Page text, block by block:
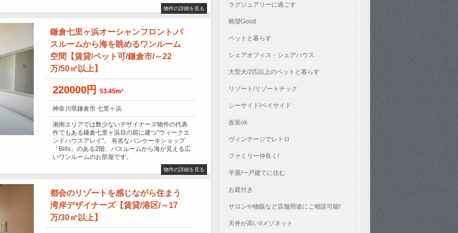
物件の詳細を見る
鎌倉七里ヶ浜オーシャンフロント,バ
スルームから海を眺めるワンルーム
空間【賃貸/ペット可/鎌倉市/～22
万/50㎡以上】
220000円 53.45m²
神奈川県鎌倉市 七里ヶ浜
湘南エリアでは数少ないデザイナーズ物件の代表
作でもある鎌倉七里ヶ浜目の前に建つ"ウィークエ
ンドハウスアレイ"。 有名なパンケーキショップ
「Bills」のある2階、バスルームから海が見える広
いワンルームのお部屋です。
物件の詳細を見る
都会のリゾートを感じながら住まう
湾岸デザイナーズ【賃貸/港区/～17
万/30㎡以上】
ラグジュアリーに過ごす
眺望Good
ペットと暮らす
シェアオフィス・シェアハウス
大型犬/2匹以上のペットと暮らす
リゾート/リゾートチック
シーサイド/ベイサイド
改装ok
ヴィンテージでレトロ
ファミリー仲良く!
平屋/一戸建てに住む
お庭付き
サロンや物販など店舗用途にご相談可能!
天井が高い!/メゾネット